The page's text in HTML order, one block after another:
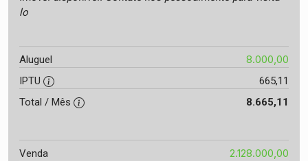
lo
Aluguel 8.000,00
IPTU
665,11
Total / Mês
8.665,11
Venda 2.128.000,00